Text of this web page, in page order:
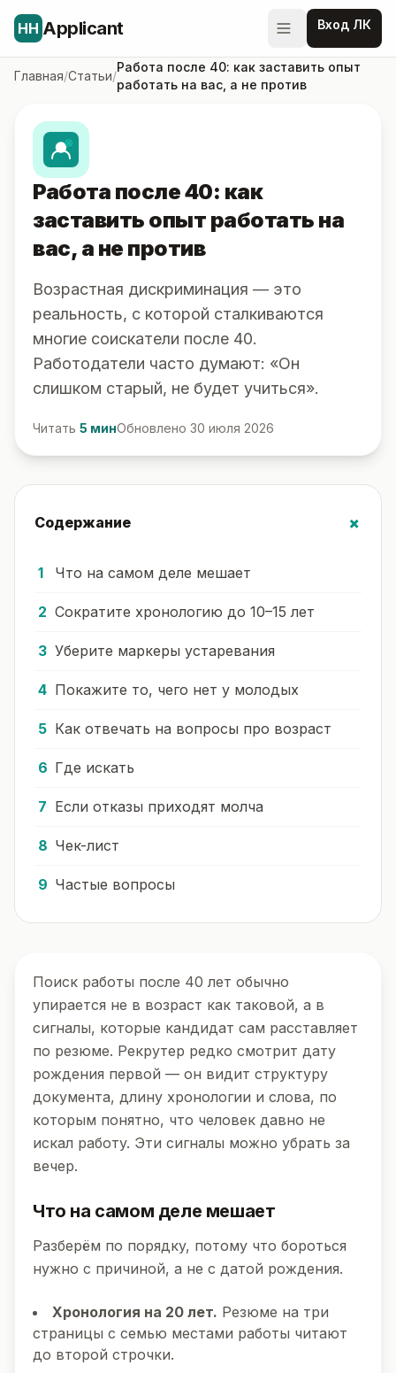
HH Applicant Вход ЛК
Главная/Статьи/
Работа после 40: как заставить опыт
работать на вас, а не против
Работа после 40: как
заставить опыт работать на
вас, а не против
Возрастная дискриминация — это
реальность, с которой сталкиваются
многие соискатели после 40.
Работодатели часто думают: «Он
слишком старый, не будет учиться».
Читать 5 минОбновлено 30 июля 2026
Содержание +
Что на самом деле мешает
Сократите хронологию до 10–15 лет
Уберите маркеры устаревания
Покажите то, чего нет у молодых
Как отвечать на вопросы про возраст
Где искать
Если отказы приходят молча
Чек-лист
Частые вопросы
Поиск работы после 40 лет обычно
упирается не в возраст как таковой, а в
сигналы, которые кандидат сам расставляет
по резюме. Рекрутер редко смотрит дату
рождения первой — он видит структуру
документа, длину хронологии и слова, по
которым понятно, что человек давно не
искал работу. Эти сигналы можно убрать за
вечер.
Что на самом деле мешает
Разберём по порядку, потому что бороться
нужно с причиной, а не с датой рождения.
Хронология на 20 лет. Резюме на три
страницы с семью местами работы читают
до второй строчки.